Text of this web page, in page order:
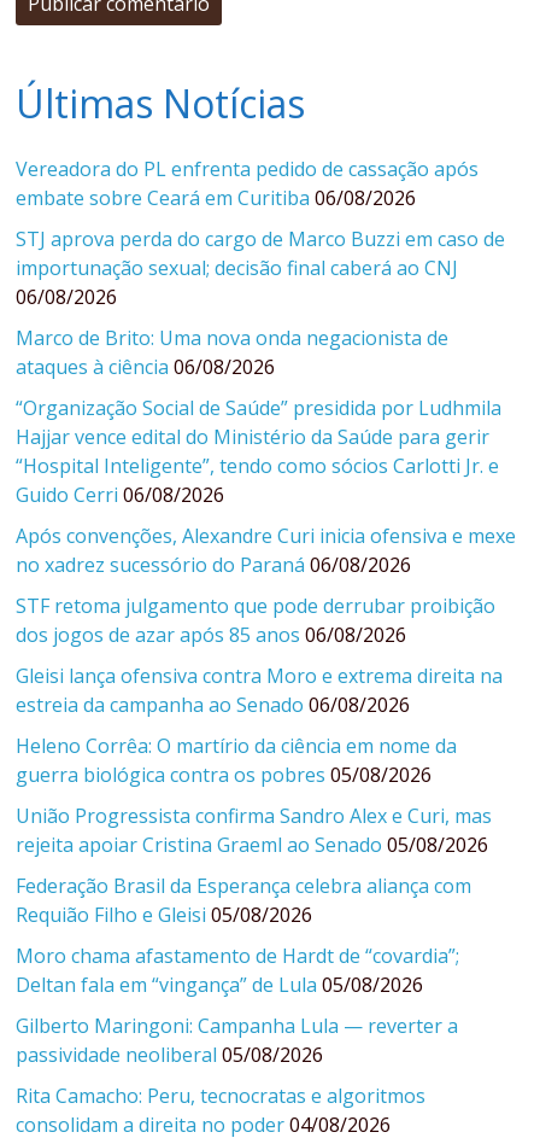
Últimas Notícias
Vereadora do PL enfrenta pedido de cassação após
embate sobre Ceará em Curitiba 06/08/2026
STJ aprova perda do cargo de Marco Buzzi em caso de
importunação sexual; decisão final caberá ao CNJ
06/08/2026
Marco de Brito: Uma nova onda negacionista de
ataques à ciência 06/08/2026
“Organização Social de Saúde” presidida por Ludhmila
Hajjar vence edital do Ministério da Saúde para gerir
“Hospital Inteligente”, tendo como sócios Carlotti Jr. e
Guido Cerri 06/08/2026
Após convenções, Alexandre Curi inicia ofensiva e mexe
no xadrez sucessório do Paraná 06/08/2026
STF retoma julgamento que pode derrubar proibição
dos jogos de azar após 85 anos 06/08/2026
Gleisi lança ofensiva contra Moro e extrema direita na
estreia da campanha ao Senado 06/08/2026
Heleno Corrêa: O martírio da ciência em nome da
guerra biológica contra os pobres 05/08/2026
União Progressista confirma Sandro Alex e Curi, mas
rejeita apoiar Cristina Graeml ao Senado 05/08/2026
Federação Brasil da Esperança celebra aliança com
Requião Filho e Gleisi 05/08/2026
Moro chama afastamento de Hardt de “covardia”;
Deltan fala em “vingança” de Lula 05/08/2026
Gilberto Maringoni: Campanha Lula — reverter a
passividade neoliberal 05/08/2026
Rita Camacho: Peru, tecnocratas e algoritmos
consolidam a direita no poder 04/08/2026